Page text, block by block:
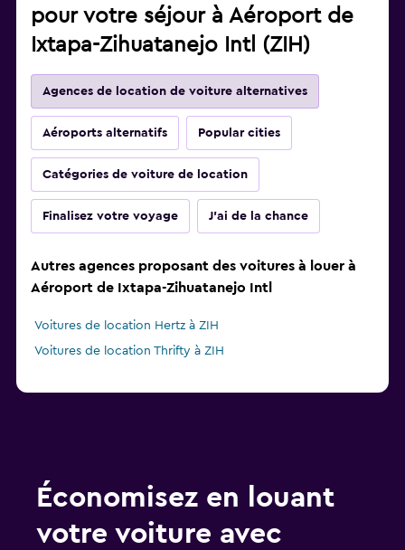
pour votre séjour à Aéroport de
Ixtapa-Zihuatanejo Intl (ZIH)
Agences de location de voiture alternatives
Aéroports alternatifs Popular cities
Catégories de voiture de location
Finalisez votre voyage J'ai de la chance
Autres agences proposant des voitures à louer à
Aéroport de Ixtapa-Zihuatanejo Intl
Voitures de location Hertz à ZIH
Voitures de location Thrifty à ZIH
Économisez en louant
votre voiture avec